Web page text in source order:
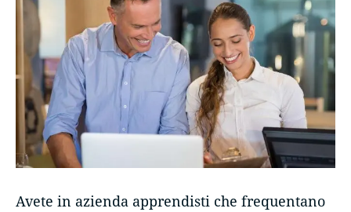
Avete in azienda apprendisti che frequentano